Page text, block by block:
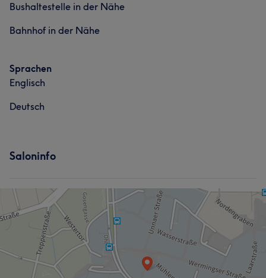
Bushaltestelle in der Nähe
Bahnhof in der Nähe
Sprachen
Englisch
Deutsch
Saloninfo